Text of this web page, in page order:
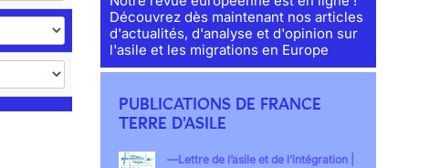
Découvrez dès maintenant nos articles
d'actualités, d'analyse et d'opinion sur
l'asile et les migrations en Europe
PUBLICATIONS DE FRANCE
TERRE D'ASILE
Lettre de l’asile et de l’intégration |